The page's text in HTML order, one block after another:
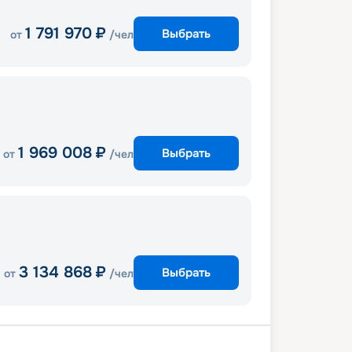
от 1 791 970 ₽ /чел Выбрать
от 1 969 008 ₽ /чел Выбрать
от 3 134 868 ₽ /чел Выбрать